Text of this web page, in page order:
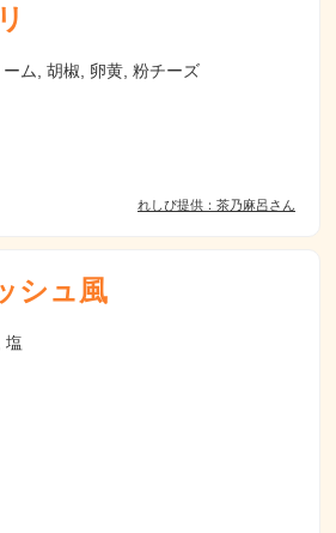
ム, 胡椒, 卵黄, 粉チーズ
れしぴ提供：茶乃麻呂さん
シュ風
塩